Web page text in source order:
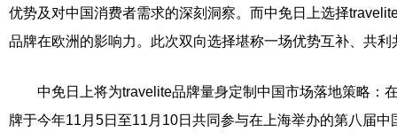
优势及对中国消费者需求的深刻洞察。而中免日上选择
品牌在欧洲的影响力。此次双向选择堪称一场优势互补、共利
中免日上将为travelite品牌量身定制中国市场落地策略：
牌于今年11月5日至11月10日共同参与在上海举办的第八届